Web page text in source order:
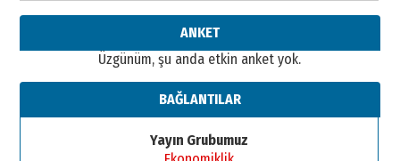
gönül adamı Faruk Terzioğlu!
Başkan Sekmen’den Erzurum’a
bir vizyon proje daha!
ANKET
Üzgünüm, şu anda etkin anket yok.
BAĞLANTILAR
Yayın Grubumuz